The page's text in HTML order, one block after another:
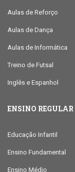
Aulas de Reforço
Aulas de Dança
Aulas de Informática
Treino de Futsal
Inglês e Espanhol
ENSINO REGULAR
Educação Infantil
Ensino Fundamental
Ensino Médio